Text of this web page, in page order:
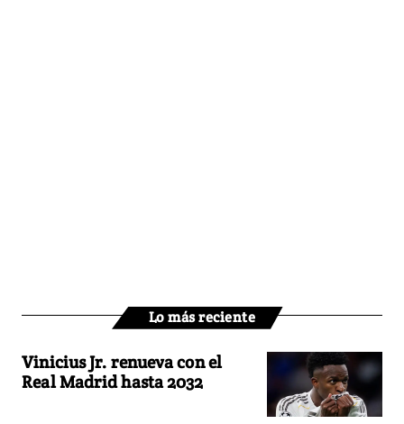
Lo más reciente
Vinicius Jr. renueva con el
Real Madrid hasta 2032